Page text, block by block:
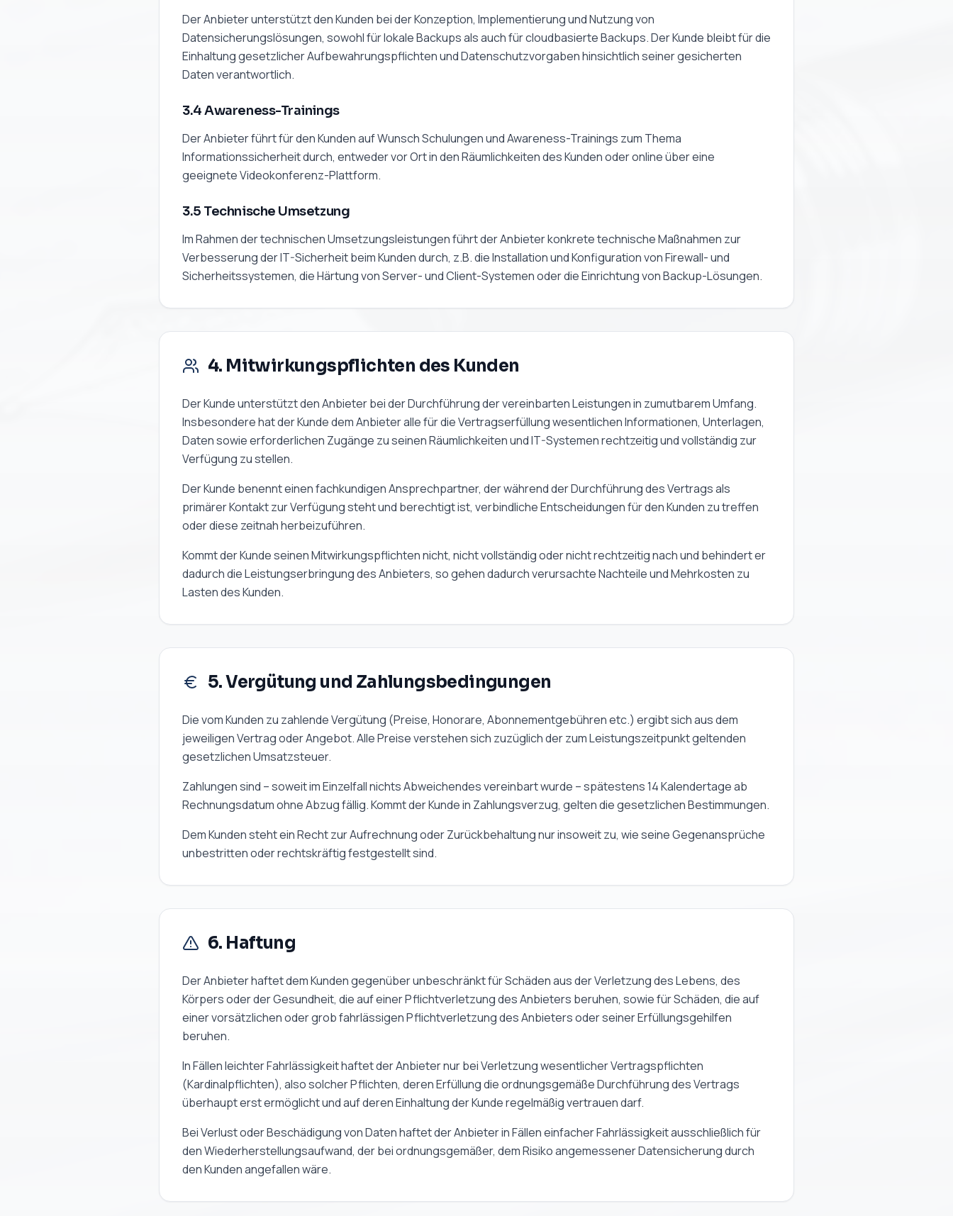
Der Anbieter unterstützt den Kunden bei der Konzeption, Implementierung und Nutzung von
Datensicherungslösungen, sowohl für lokale Backups als auch für cloudbasierte Backups. Der Kunde bleibt für die
Einhaltung gesetzlicher Aufbewahrungspflichten und Datenschutzvorgaben hinsichtlich seiner gesicherten
Daten verantwortlich.
3.4 Awareness-Trainings
Der Anbieter führt für den Kunden auf Wunsch Schulungen und Awareness-Trainings zum Thema
Informationssicherheit durch, entweder vor Ort in den Räumlichkeiten des Kunden oder online über eine
geeignete Videokonferenz-Plattform.
3.5 Technische Umsetzung
Im Rahmen der technischen Umsetzungsleistungen führt der Anbieter konkrete technische Maßnahmen zur
Verbesserung der IT-Sicherheit beim Kunden durch, z.B. die Installation und Konfiguration von Firewall- und
Sicherheitssystemen, die Härtung von Server- und Client-Systemen oder die Einrichtung von Backup-Lösungen.
4. Mitwirkungspflichten des Kunden
Der Kunde unterstützt den Anbieter bei der Durchführung der vereinbarten Leistungen in zumutbarem Umfang.
Insbesondere hat der Kunde dem Anbieter alle für die Vertragserfüllung wesentlichen Informationen, Unterlagen,
Daten sowie erforderlichen Zugänge zu seinen Räumlichkeiten und IT-Systemen rechtzeitig und vollständig zur
Verfügung zu stellen.
Der Kunde benennt einen fachkundigen Ansprechpartner, der während der Durchführung des Vertrags als
primärer Kontakt zur Verfügung steht und berechtigt ist, verbindliche Entscheidungen für den Kunden zu treffen
oder diese zeitnah herbeizuführen.
Kommt der Kunde seinen Mitwirkungspflichten nicht, nicht vollständig oder nicht rechtzeitig nach und behindert er
dadurch die Leistungserbringung des Anbieters, so gehen dadurch verursachte Nachteile und Mehrkosten zu
Lasten des Kunden.
5. Vergütung und Zahlungsbedingungen
Die vom Kunden zu zahlende Vergütung (Preise, Honorare, Abonnementgebühren etc.) ergibt sich aus dem
jeweiligen Vertrag oder Angebot. Alle Preise verstehen sich zuzüglich der zum Leistungszeitpunkt geltenden
gesetzlichen Umsatzsteuer.
Zahlungen sind – soweit im Einzelfall nichts Abweichendes vereinbart wurde – spätestens 14 Kalendertage ab
Rechnungsdatum ohne Abzug fällig. Kommt der Kunde in Zahlungsverzug, gelten die gesetzlichen Bestimmungen.
Dem Kunden steht ein Recht zur Aufrechnung oder Zurückbehaltung nur insoweit zu, wie seine Gegenansprüche
unbestritten oder rechtskräftig festgestellt sind.
6. Haftung
Der Anbieter haftet dem Kunden gegenüber unbeschränkt für Schäden aus der Verletzung des Lebens, des
Körpers oder der Gesundheit, die auf einer Pflichtverletzung des Anbieters beruhen, sowie für Schäden, die auf
einer vorsätzlichen oder grob fahrlässigen Pflichtverletzung des Anbieters oder seiner Erfüllungsgehilfen
beruhen.
In Fällen leichter Fahrlässigkeit haftet der Anbieter nur bei Verletzung wesentlicher Vertragspflichten
(Kardinalpflichten), also solcher Pflichten, deren Erfüllung die ordnungsgemäße Durchführung des Vertrags
überhaupt erst ermöglicht und auf deren Einhaltung der Kunde regelmäßig vertrauen darf.
Bei Verlust oder Beschädigung von Daten haftet der Anbieter in Fällen einfacher Fahrlässigkeit ausschließlich für
den Wiederherstellungsaufwand, der bei ordnungsgemäßer, dem Risiko angemessener Datensicherung durch
den Kunden angefallen wäre.